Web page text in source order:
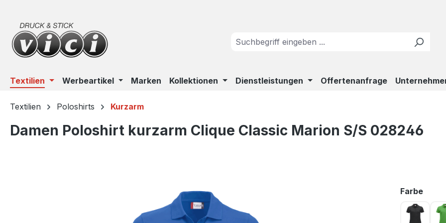
Textilien Werbeartikel Marken Kollektionen Dienstleistungen Offertenanfrage
Textilien Poloshirts Kurzarm
Damen Poloshirt kurzarm Clique Classic Marion S/S 028246
Farbe